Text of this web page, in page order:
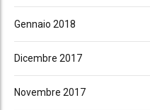
Gennaio 2018
Dicembre 2017
Novembre 2017